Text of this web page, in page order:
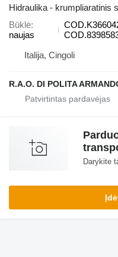
Hidraulika - krumpliaratinis
Būklė
naujas
Italija, Cingoli
R.A.O. DI POLITA
Darykite